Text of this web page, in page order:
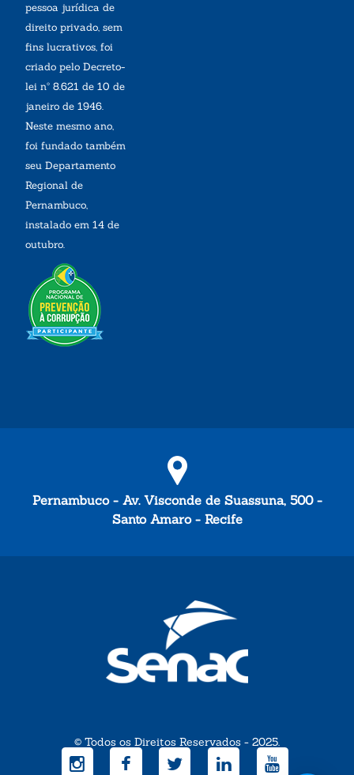
pessoa jurídica de
direito privado, sem
fins lucrativos, foi
criado pelo Decreto-
lei nº 8.621 de 10 de
janeiro de 1946.
Neste mesmo ano,
foi fundado também
seu Departamento
Regional de
Pernambuco,
instalado em 14 de
outubro.
Pernambuco - Av. Visconde de Suassuna, 500 -
Santo Amaro - Recife
© Todos os Direitos Reservados - 2025.